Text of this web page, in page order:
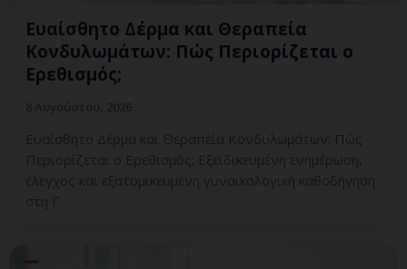
Ευαίσθητο Δέρμα και Θεραπεία
Κονδυλωμάτων: Πώς Περιορίζεται ο
Ερεθισμός;
Ευαίσθητο Δέρμα και Θεραπεία Κονδυλωμάτων: Πώς
Περιορίζεται ο Ερεθισμός; Εξειδικευμένη ενημέρωση,
έλεγχος και εξατομικευμένη γυναικολογική καθοδήγηση
στη Γ